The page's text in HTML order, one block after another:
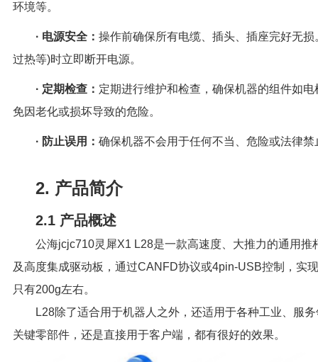
环境等。
· 电源安全： 操作前确保所有电缆、插头、插座完好无
过热等)时立即断开电源。
· 定期检查： 定期进行维护和检查，确保机器的组件如
免因老化或损坏导致的危险。
· 防止误用： 确保机器不会用于任何不当、危险或法律禁
2. 产品简介
2.1 产品概述
公海jcjc710灵犀X1 L28是一款高速度、大推力的通用推
及高度集成驱动板，通过CANFD协议或4pin-USB控制，实
只有200g左右。
L28除了适合用于机器人之外，还适用于各种工业、服
关键零部件，还是直接用于客户端，都有很好的效果。